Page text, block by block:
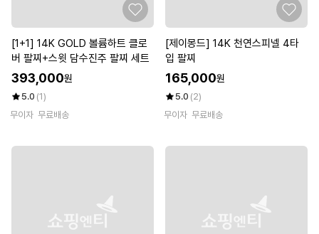
[1+1] 14K GOLD 볼륨하트 클로
버 팔찌+스윗 담수진주 팔찌 세트
393,000원
5.0 (1)
무이자 무료배송
[제이몽드] 14K 천연스피넬 4타
입 팔찌
165,000원
5.0 (2)
무이자 무료배송